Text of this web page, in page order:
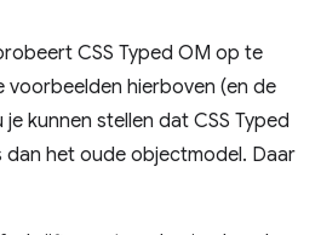
CSS Typed OM op te
voorbeelden hierboven (en de
kunnen stellen dat CSS Typed
dan het oude objectmodel. Daar